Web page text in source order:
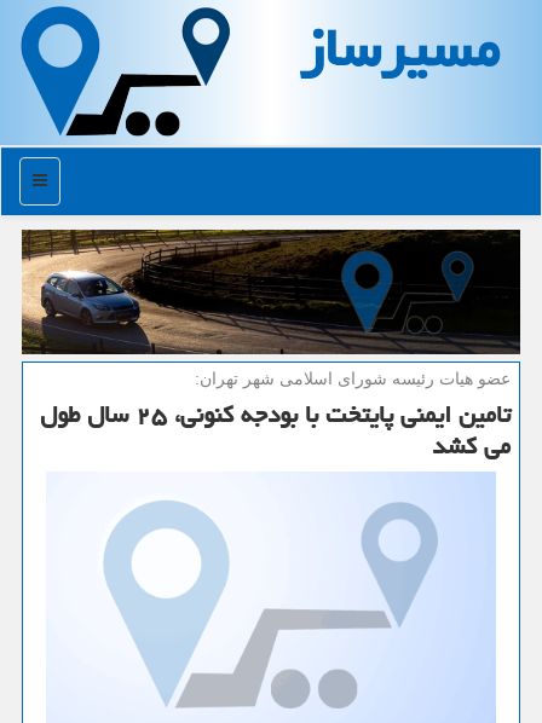
مسیرساز
منو
عضو هیات رئیسه شورای اسلامی شهر تهران:
تامین ایمنی پایتخت با بودجه كنونی، ۲۵ سال طول
می كشد